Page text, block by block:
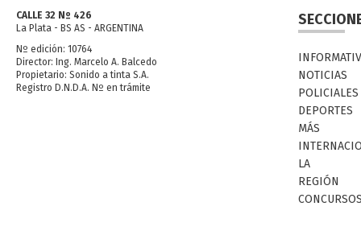
CALLE 32 Nº 426
La Plata - BS AS - ARGENTINA
Nº edición: 10764
Director: Ing. Marcelo A. Balcedo
Propietario: Sonido a tinta S.A.
Registro D.N.D.A. Nº en trámite
NOTICIAS
POLICIALES
DEPORTES
MÁS
LA
REGIÓN